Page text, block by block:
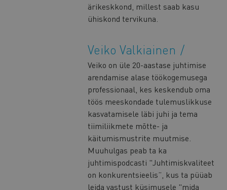
ärikeskkond, millest saab kasu
ühiskond tervikuna.
Veiko Valkiainen
Veiko on üle 20-aastase juhtimise
arendamise alase töökogemusega
professionaal, kes keskendub oma
töös meeskondade tulemuslikkuse
kasvatamisele läbi juhi ja tema
tiimiliikmete mõtte- ja
käitumismustrite muutmise.
Muuhulgas peab ta ka
juhtimispodcasti "Juhtimiskvaliteet
on konkurentsieelis”, kus ta püüab
leida vastust küsimusele "mida